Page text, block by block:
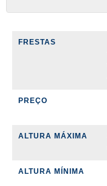
FRESTAS
PREÇO
ALTURA MÁXIMA
ALTURA MÍNIMA